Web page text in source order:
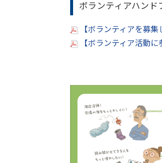
ボランティアハンド
【ボランティアを募
【ボランティア活動